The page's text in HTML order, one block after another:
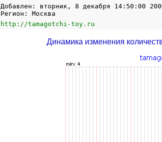
Добавлен: вторник, 8 декабря 14:50:00
Регион: Москва
http://tamagotchi-toy.ru
Динамика изменения